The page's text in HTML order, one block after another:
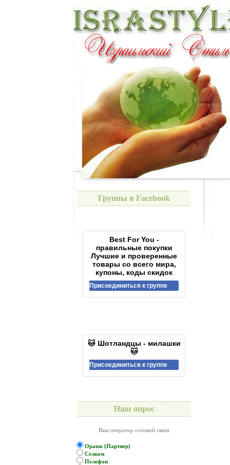
Группы в Facebook
Best For You -
правильные покупки
Лучшие и проверенные
товары со всего мира,
купоны, коды скидок
Присоединиться к группе
🐱 Шотландцы - милашки
🐱
Присоединиться к группе
Наш опрос
Ваш оператор сотовой связи
Оранж (Партнер)
Селком
Пелефон